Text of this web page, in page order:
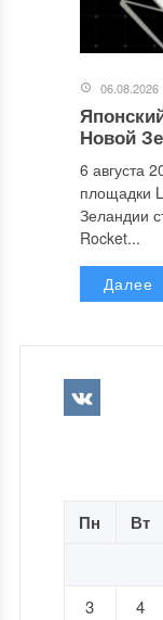
06.08.2026
Новой
6 августа
площадки
Зеландии
Rocket...
Далее
Пн Вт
3
4